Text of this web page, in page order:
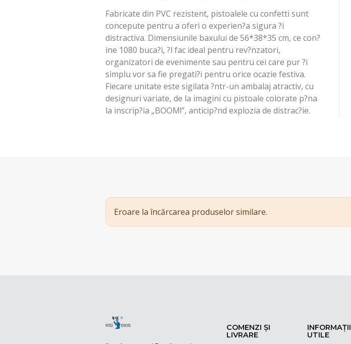
Fabricate din PVC rezistent, pistoalele cu confetti sunt
concepute pentru a oferi o experien?a sigura ?i
distractiva. Dimensiunile baxului de 56*38*35 cm, ce con?
ine 1080 buca?i, ?l fac ideal pentru rev?nzatori,
organizatori de evenimente sau pentru cei care pur ?i
simplu vor sa fie pregati?i pentru orice ocazie festiva.
Fiecare unitate este sigilata ?ntr-un ambalaj atractiv, cu
designuri variate, de la imagini cu pistoale colorate p?na
la inscrip?ia „BOOM!”, anticip?nd explozia de distrac?ie.
Eroare la încărcarea produselor similare.
COMENZI ȘI
LIVRARE
INFORMAȚII
UTILE